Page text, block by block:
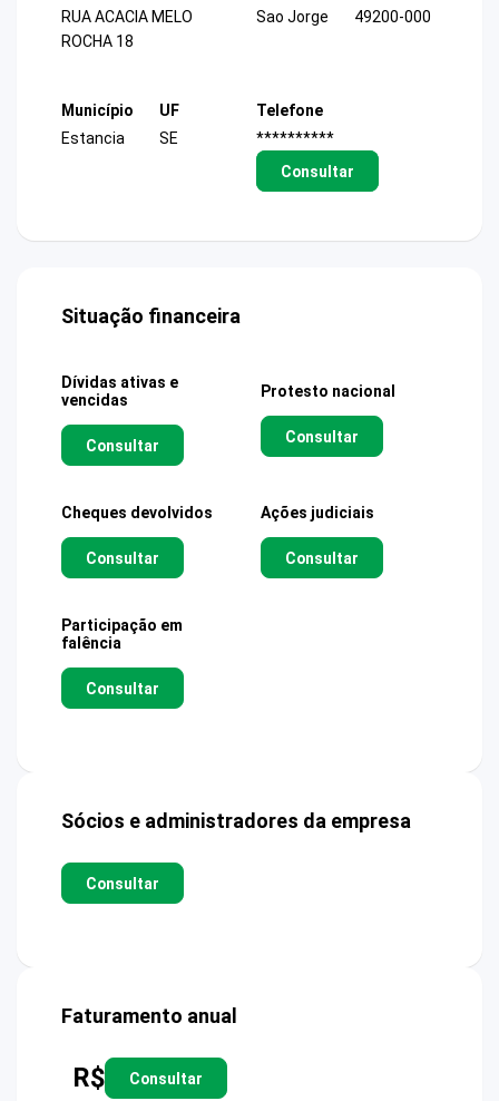
RUA ACACIA MELO
ROCHA 18
Sao Jorge
49200-000
Município
Estancia
UF
SE
Telefone
**********
Consultar
Situação financeira
Dívidas ativas e
vencidas
Consultar
Protesto nacional
Consultar
Cheques devolvidos
Consultar
Ações judiciais
Consultar
Participação em
falência
Consultar
Sócios e administradores da empresa
Consultar
Faturamento anual
R$ Consultar